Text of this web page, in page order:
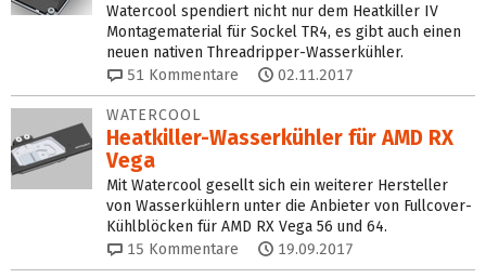
Watercool spendiert nicht nur dem Heatkiller IV
Montagematerial für Sockel TR4, es gibt auch einen
neuen nativen Threadripper-Wasserkühler.
51 Kommentare 02.11.2017
WATERCOOL
Heatkiller-Wasserkühler für AMD RX
Vega
Mit Watercool gesellt sich ein weiterer Hersteller
von Wasserkühlern unter die Anbieter von Fullcover-
Kühlblöcken für AMD RX Vega 56 und 64.
15 Kommentare 19.09.2017